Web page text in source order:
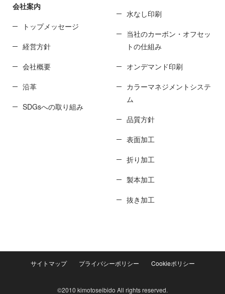
会社案内
トップメッセージ
経営方針
会社概要
沿革
SDGsへの取り組み
水なし印刷
当社のカーボン・オフセッ
トの仕組み
オンデマンド印刷
カラーマネジメントシステ
ム
品質方針
表面加工
折り加工
製本加工
抜き加工
サイトマップ プライバシーポリシー Cookieポリシー
©2010 kimotoseibido All rights reserved.